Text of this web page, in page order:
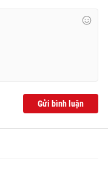
Gửi bình luận